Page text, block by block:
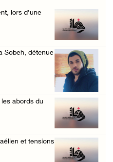
d'une attaqu ...
Beit Fajjar, au ...
des raids sur ...
lors d’une
Sobeh, détenue
abords du
et tensions